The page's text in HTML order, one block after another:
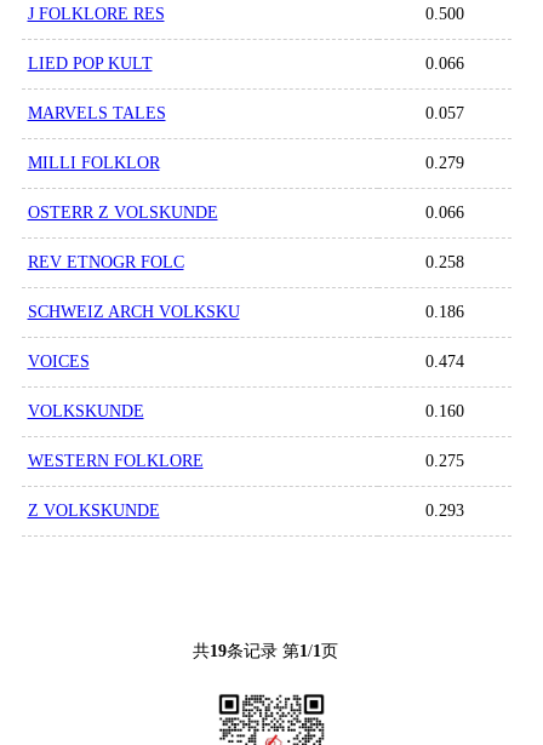
J FOLKLORE RES 0.500
LIED POP KULT 0.066
MARVELS TALES 0.057
MILLI FOLKLOR 0.279
OSTERR Z VOLSKUNDE 0.066
REV ETNOGR FOLC 0.258
SCHWEIZ ARCH VOLKSKU 0.186
VOICES 0.474
VOLKSKUNDE 0.160
WESTERN FOLKLORE 0.275
Z VOLKSKUNDE 0.293
共19条记录 第1/1页